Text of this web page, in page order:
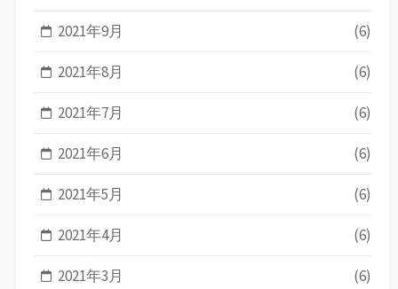
2021年9月 (6)
2021年8月 (6)
2021年7月 (6)
2021年6月 (6)
2021年5月 (6)
2021年4月 (6)
2021年3月 (6)